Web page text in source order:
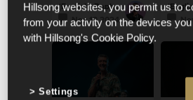
nuestros devocionales,
durante la temporada
de Corazón por la
Misión 2024.
(English) Raphael Galante
Nov 12 2024
Hillsong websites, you permit us to
from your activity on the devices
with Hillsong's Cookie Policy.
Settings